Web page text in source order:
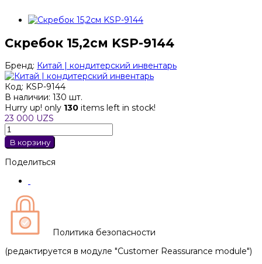
Скребок 15,2см KSP-9144
Бренд: Китай | кондитерский инвентарь
Код: KSP-9144
В наличии: 130 шт.
Hurry up! only 130 items left in stock!
23 000 UZS
В корзину
Поделиться
Политика безопасности
(редактируется в модуле "Customer Reassurance module")